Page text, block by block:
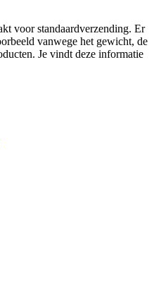
voor standaardverzending. Er
vanwege het gewicht, de
Je vindt deze informatie